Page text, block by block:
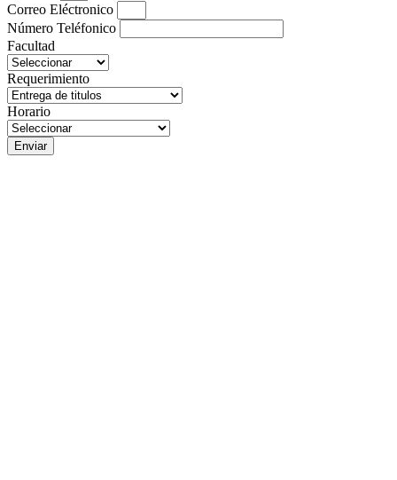
Correo Eléctronico
Número Teléfonico
Facultad
Requerimiento
Horario
Enviar